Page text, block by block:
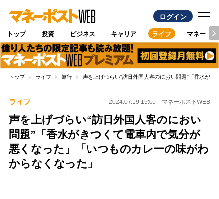
ログイン
トップ 投資 ビジネス キャリア ライフ マネー
トップ ライフ 旅行 声を上げづらい“訪日外国人客のにおい問題”「香水が
ライフ 2024.07.19 15:00 マネーポストWEB
声を上げづらい“訪日外国人客のにおい
問題”「香水がきつくて電車内で気分が
悪くなった」「いつものカレーの味がわ
からなくなった」